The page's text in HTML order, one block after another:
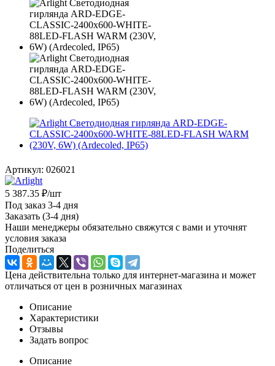
Артикул: 026021
5 387.35 ₽/шт
Под заказ 3-4 дня
Заказать (3-4 дня)
Наши менеджеры обязательно свяжутся с вами и уточнят
условия заказа
Поделиться
Цена действительна только для интернет-магазина и может
отличаться от цен в розничных магазинах
Описание
Характеристики
Отзывы
Задать вопрос
Описание